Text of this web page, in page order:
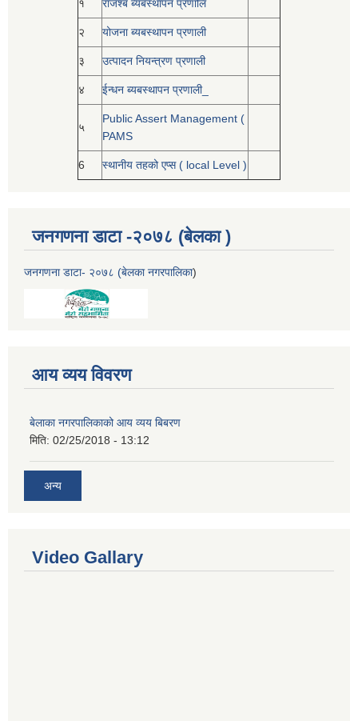
१ राजश्ब ब्यबस्थापन प्रणालि
२ योजना ब्यबस्थापन प्रणाली
३ उत्पादन नियन्त्रण प्रणाली
४ ईन्धन ब्यबस्थापन प्रणाली_
५
Public Assert Management (
PAMS
6 स्थानीय तहको एप्स ( local Level )
जनगणना डाटा -२०७८ (बेलका )
जनगणना डाटा- २०७८ (बेलका नगरपालिका)
आय व्यय विवरण
बेलाका नगरपालिकाको आय व्यय बिबरण
मिति: 02/25/2018 - 13:12
अन्य
Video Gallary